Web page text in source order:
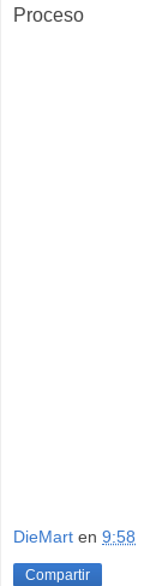
Proceso
DieMart en 9:58
Compartir